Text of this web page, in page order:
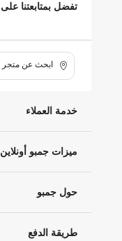
تفضل بمتابعتنا على
ابحث عن متجر
خدمة العملاء
ميزات جمبو أونلاين
حول جمبو
طريقة الدفع